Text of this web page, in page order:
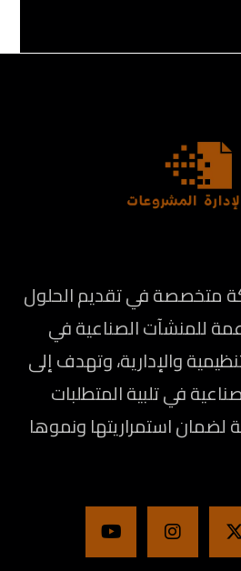
في تقديم الحلول
للمنشآت الصناعية في
والإدارية، وتهدف إلى
في تلبية المتطلبات
لضمان استمراريتها ونموها